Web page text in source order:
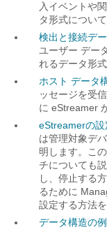
入イベントや
タ形式につい
検出と接続デ
ユーザー デー
れるデータ形
ホスト データ
ッセージを受
に eStreamer
eStreamerの設
は管理対象デ
明します。こ
チについても
し、停止する
るために
設定する方法を
データ構造の例